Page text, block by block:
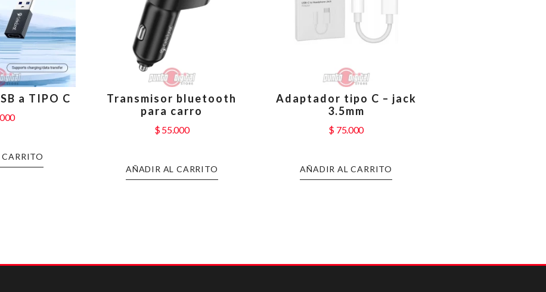
a TIPO C
Transmisor bluetooth
para carro
$55.000
AÑADIR AL CARRITO
Adaptador tipo C – jack
3.5mm
$ 75.000
AÑADIR AL CARRITO